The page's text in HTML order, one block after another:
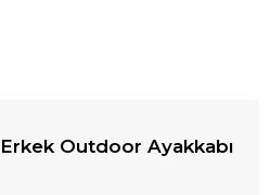
Outdoor Ayakkabı